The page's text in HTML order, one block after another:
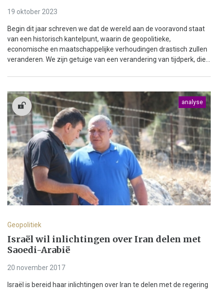
19 oktober 2023
Begin dit jaar schreven we dat de wereld aan de vooravond staat
van een historisch kantelpunt, waarin de geopolitieke,
economische en maatschappelijke verhoudingen drastisch zullen
veranderen. We zijn getuige van een verandering van tijdperk, die...
analyse
Geopolitiek
Israël wil inlichtingen over Iran delen met
Saoedi-Arabië
20 november 2017
Israël is bereid haar inlichtingen over Iran te delen met de regering